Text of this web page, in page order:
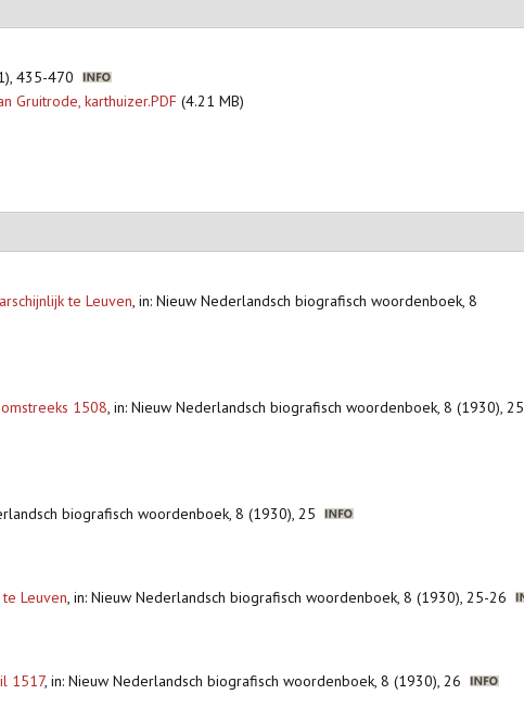
435-470
Gruitrode, karthuizer.PDF (4.21 MB)
te Leuven, in: Nieuw Nederlandsch biografisch woordenboek, 8
1508, in: Nieuw Nederlandsch biografisch woordenboek, 8 (1930), 25
biografisch woordenboek, 8 (1930), 25
Leuven, in: Nieuw Nederlandsch biografisch woordenboek, 8 (1930), 25-26
1517, in: Nieuw Nederlandsch biografisch woordenboek, 8 (1930), 26